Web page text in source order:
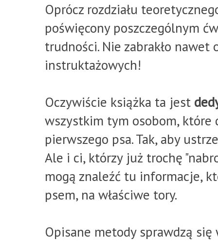
Oprócz rozdziału
poświęcony poszczególnym
trudności. Nie zabrakło
instruktażowych!
Oczywiście książka ta jest
wszystkim tym osobom, które
pierwszego psa. Tak, aby
Ale i ci, którzy już trochę
mogą znaleźć tu informacje,
psem, na właściwe tory.
Opisane metody sprawdzą